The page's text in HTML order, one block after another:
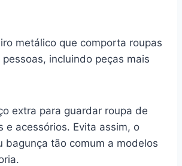
metálico que comporta roupas
incluindo peças mais
extra para guardar roupa de
e acessórios. Evita assim, o
bagunça tão comum a modelos